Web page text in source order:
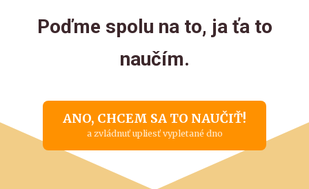
Poďme spolu na to, ja ťa to
naučím.
ANO, CHCEM SA TO NAUČIŤ!
a zvládnuť upliesť vypletané dno